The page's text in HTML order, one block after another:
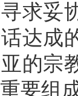
求妥
达成
的宗
要组